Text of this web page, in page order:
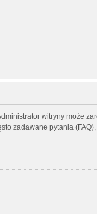
witryny może
zadawane pytania